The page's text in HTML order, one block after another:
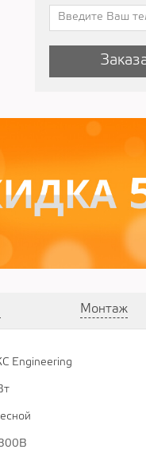
Монтаж
Engineering